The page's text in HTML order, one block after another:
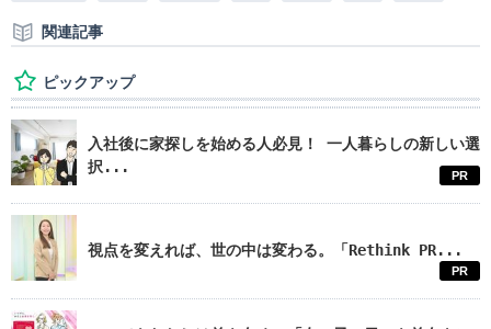
関連記事
ピックアップ
入社後に家探しを始める人必見！ 一人暮らしの新しい選
択...
PR
視点を変えれば、世の中は変わる。「Rethink PR...
PR